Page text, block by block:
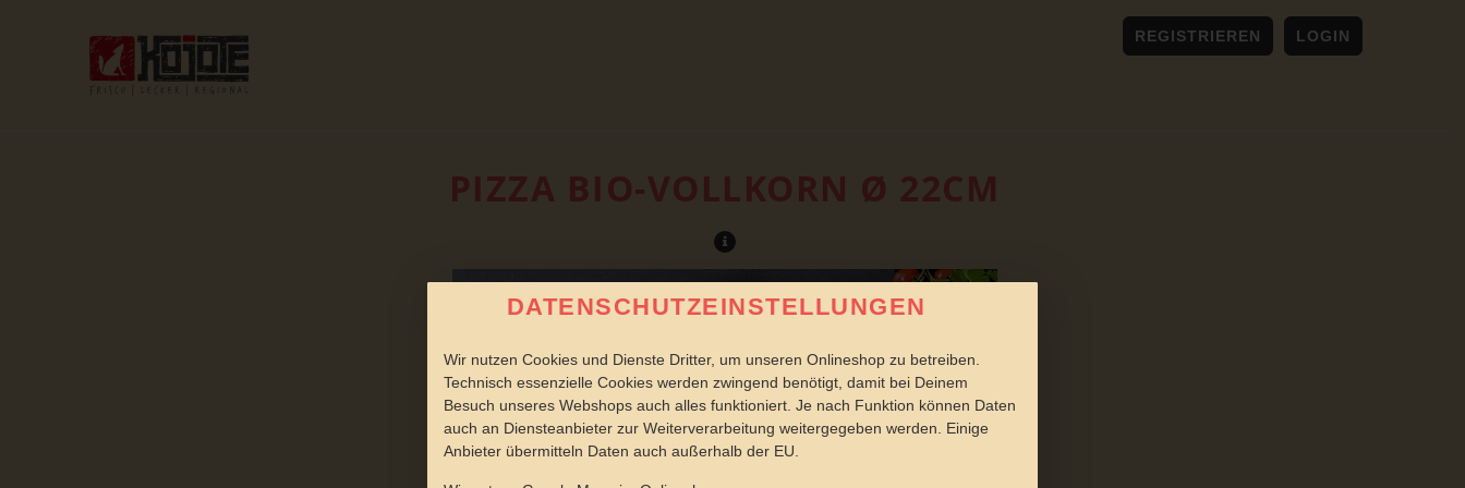
REGISTRIEREN LOGIN
PIZZA BIO-VOLLKORN Ø 22CM
DATENSCHUTZEINSTELLUNGEN
Wir nutzen Cookies und Dienste Dritter, um unseren Onlineshop zu betreiben.
Technisch essenzielle Cookies werden zwingend benötigt, damit bei Deinem
Besuch unseres Webshops auch alles funktioniert. Je nach Funktion können Daten
auch an Diensteanbieter zur Weiterverarbeitung weitergegeben werden. Einige
Anbieter übermitteln Daten auch außerhalb der EU.